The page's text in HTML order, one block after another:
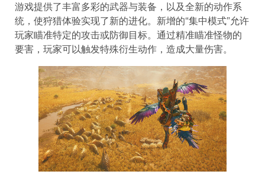
游戏提供了丰富多彩的武器与装备，以及全新的动作系
统，使狩猎体验实现了新的进化。新增的“集中模式”允许
玩家瞄准特定的攻击或防御目标。通过精准瞄准怪物的
要害，玩家可以触发特殊衍生动作，造成大量伤害。